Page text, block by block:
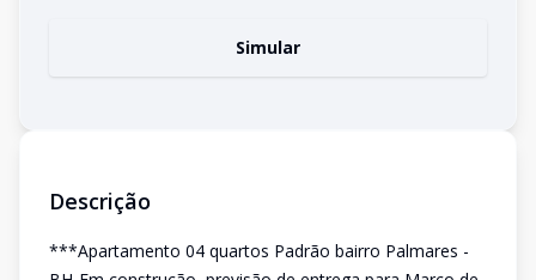
Simular
Descrição
***Apartamento 04 quartos Padrão bairro Palmares -